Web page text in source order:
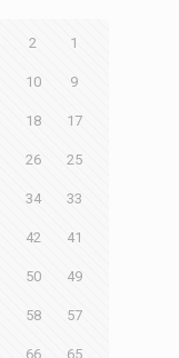
1
2
9
10
17
18
25
26
33
34
41
42
49
50
57
58
65
66